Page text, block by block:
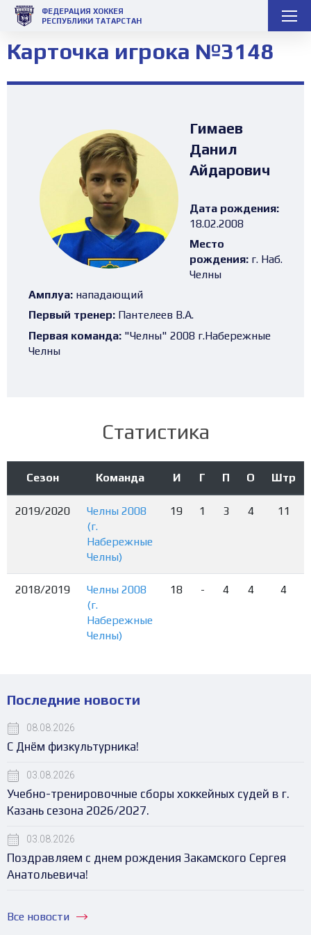
ФЕДЕРАЦИЯ ХОККЕЯ
РЕСПУБЛИКИ ТАТАРСТАН
Карточка игрока №3148
Гимаев
Данил
Айдарович
Дата рождения:
18.02.2008
Место
рождения: г. Наб.
Челны
Амплуа: нападающий
Первый тренер: Пантелеев В.А.
Первая команда: "Челны" 2008 г.Набережные
Челны
Статистика
Сезон Команда И Г П О Штр
2019/2020
Челны 2008
(г.
Набережные
Челны)
19 1 3 4 11
2018/2019
Челны 2008
(г.
Набережные
Челны)
18 - 4 4 4
Последние новости
08.08.2026
С Днём физкультурника!
03.08.2026
Учебно-тренировочные сборы хоккейных судей в г.
Казань сезона 2026/2027.
03.08.2026
Поздравляем с днем рождения Закамского Сергея
Анатольевича!
Все новости